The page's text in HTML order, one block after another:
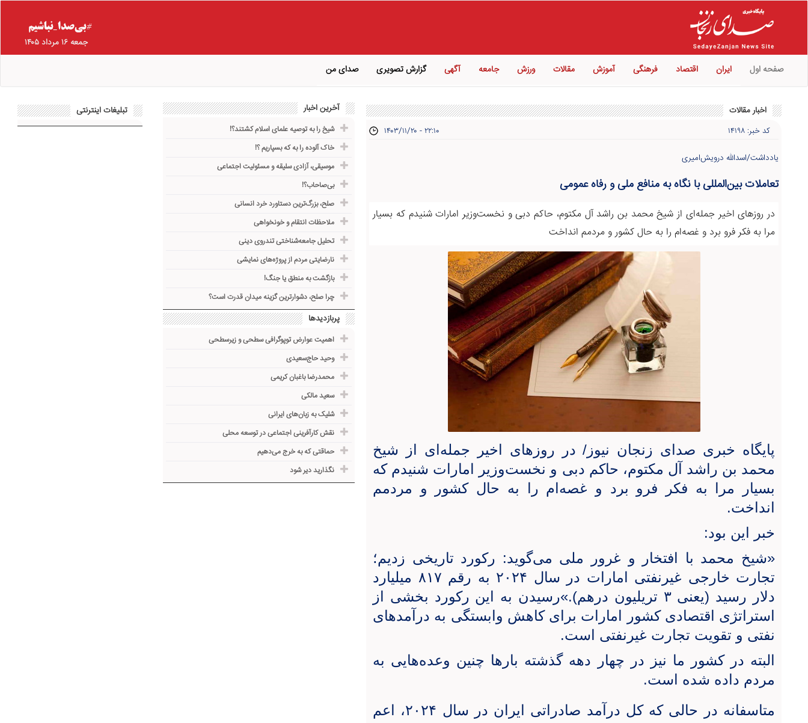
جمعه ۱۶ مرداد ۱۴۰۵
صفحه اول ایران اقتصاد فرهنگی آموزش مقالات ورزش جامعه آگهی گزارش تصویری صدای من
اخبار مقالات
کد خبر: ۱۴۱۹۸ ۱۴۰۳/۱۱/۲۰ - ۲۲:۱۰
یادداشت/اسدالله درویش‌امیری
تعاملات بین‌المللی با نگاه به منافع ملی و رفاه عمومی
در روزهای اخیر جمله‌ای از شیخ محمد بن راشد آل مکتوم، حاکم دبی و نخست‌وزیر امارات شنیدم که بسیار
مرا به فکر فرو برد و غصه‌ام را به حال کشور و مردمم انداخت
پایگاه خبری صدای زنجان نیوز/ در روزهای اخیر جمله‌ای از شیخ
محمد بن راشد آل مکتوم، حاکم دبی و نخست‌وزیر امارات شنیدم که
بسیار مرا به فکر فرو برد و غصه‌ام را به حال کشور و مردمم
انداخت.
خبر این بود:
«شیخ محمد با افتخار و غرور ملی می‌گوید: رکورد تاریخی زدیم؛
تجارت خارجی غیرنفتی امارات در سال ۲۰۲۴ به رقم ۸۱۷ میلیارد
دلار رسید (یعنی ۳ تریلیون درهم).»رسیدن به این رکورد بخشی از
استراتژی اقتصادی کشور امارات برای کاهش وابستگی به درآمدهای
نفتی و تقویت تجارت غیرنفتی است.
البته در کشور ما نیز در چهار دهه گذشته بارها چنین وعده‌هایی به
مردم داده شده است.
متاسفانه در حالی که کل درآمد صادراتی ایران در سال ۲۰۲۴، اعم
آخرین اخبار
شیخ را به توصیه علمای اسلام کشتند؟!
خاک آلوده را به که بسپاریم ؟!
موسیقی، آزادی سلیقه و مسئولیت اجتماعی
بی‌صاحاب؟!
صلح، بزرگ‌ترین دستاورد خرد انسانی
ملاحظات انتقام و خونخواهی
تحلیل جامعه‌شناختی تندروی دینی
نارضایتی مردم از پروژه‌های نمایشی
بازگشت به منطق یا جنگ!
چرا صلح، دشوارترین گزینه میدان قدرت است؟
پربازدیدها
اهمیت عوارض توپوگرافی سطحی و زیرسطحی
وحید حاج‌سعیدی
محمدرضا باغبان کریمی
سعید مالکی
شلیک به زبان‌های ایرانی
نقش کارآفرینی اجتماعی در توسعه محلی
حماقتی که به خرج می‌دهیم
نگذارید دیر شود
تبلیغات اینترنتی